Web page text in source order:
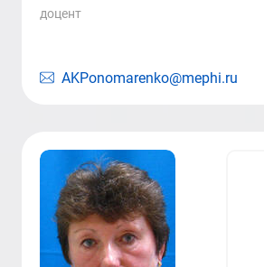
доцент
AKPonomarenko@mephi.ru